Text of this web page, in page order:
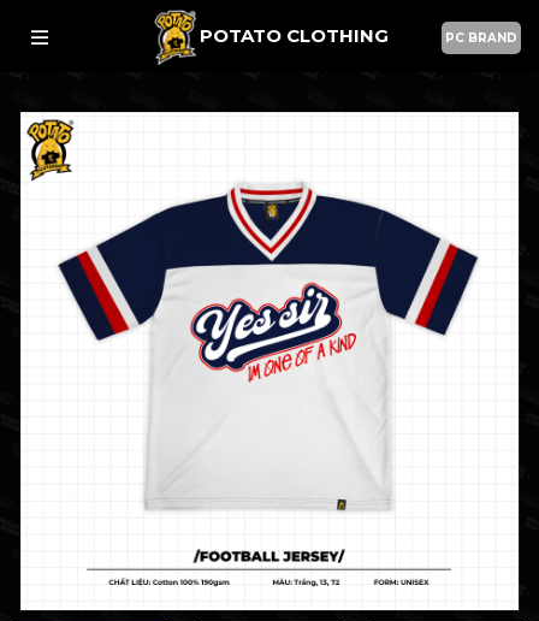
POTATO CLOTHING PC BRAND